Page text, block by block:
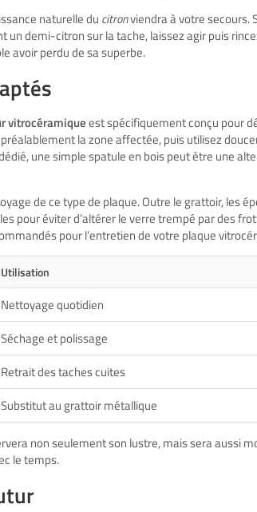
naturelle du citronviendra à votre secours.
demi-citron sur la tache, laissez agir puis
avoir perdu de sa superbe.
vitrocéramiqueest spécifiquement conçu pour
la zone affectée, puis utilisez
une simple spatule en bois peut être une
de ce type de plaque. Outre le grattoir, les
pour éviter d’altérer le verre trempé par des
pour l’entretien de votre plaque
Utilisation
Nettoyage quotidien
Séchage et polissage
Retrait des taches cuites
Substitut au grattoir métallique
non seulement son lustre, mais sera aussi
le temps.